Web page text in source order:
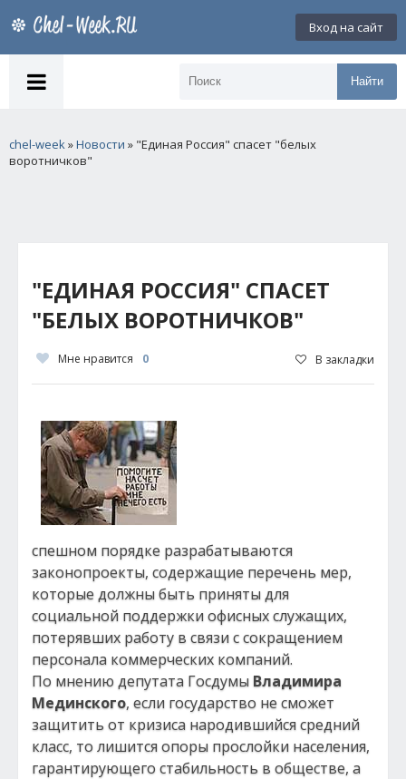
Вход на сайт
Найти
chel-week»Новости » "Единая Россия" спасет "белых
воротничков"
"ЕДИНАЯ РОССИЯ" СПАСЕТ
"БЕЛЫХ ВОРОТНИЧКОВ"
Мне нравится 0 В закладки
спешном порядке разрабатываются
законопроекты, содержащие перечень мер,
которые должны быть приняты для
социальной поддержки офисных служащих,
потерявших работу в связи с сокращением
персонала коммерческих компаний.
По мнению депутата Госдумы Владимира
Мединского, если государство не сможет
защитить от кризиса народившийся средний
класс, то лишится опоры прослойки населения,
гарантирующего стабильность в обществе, а